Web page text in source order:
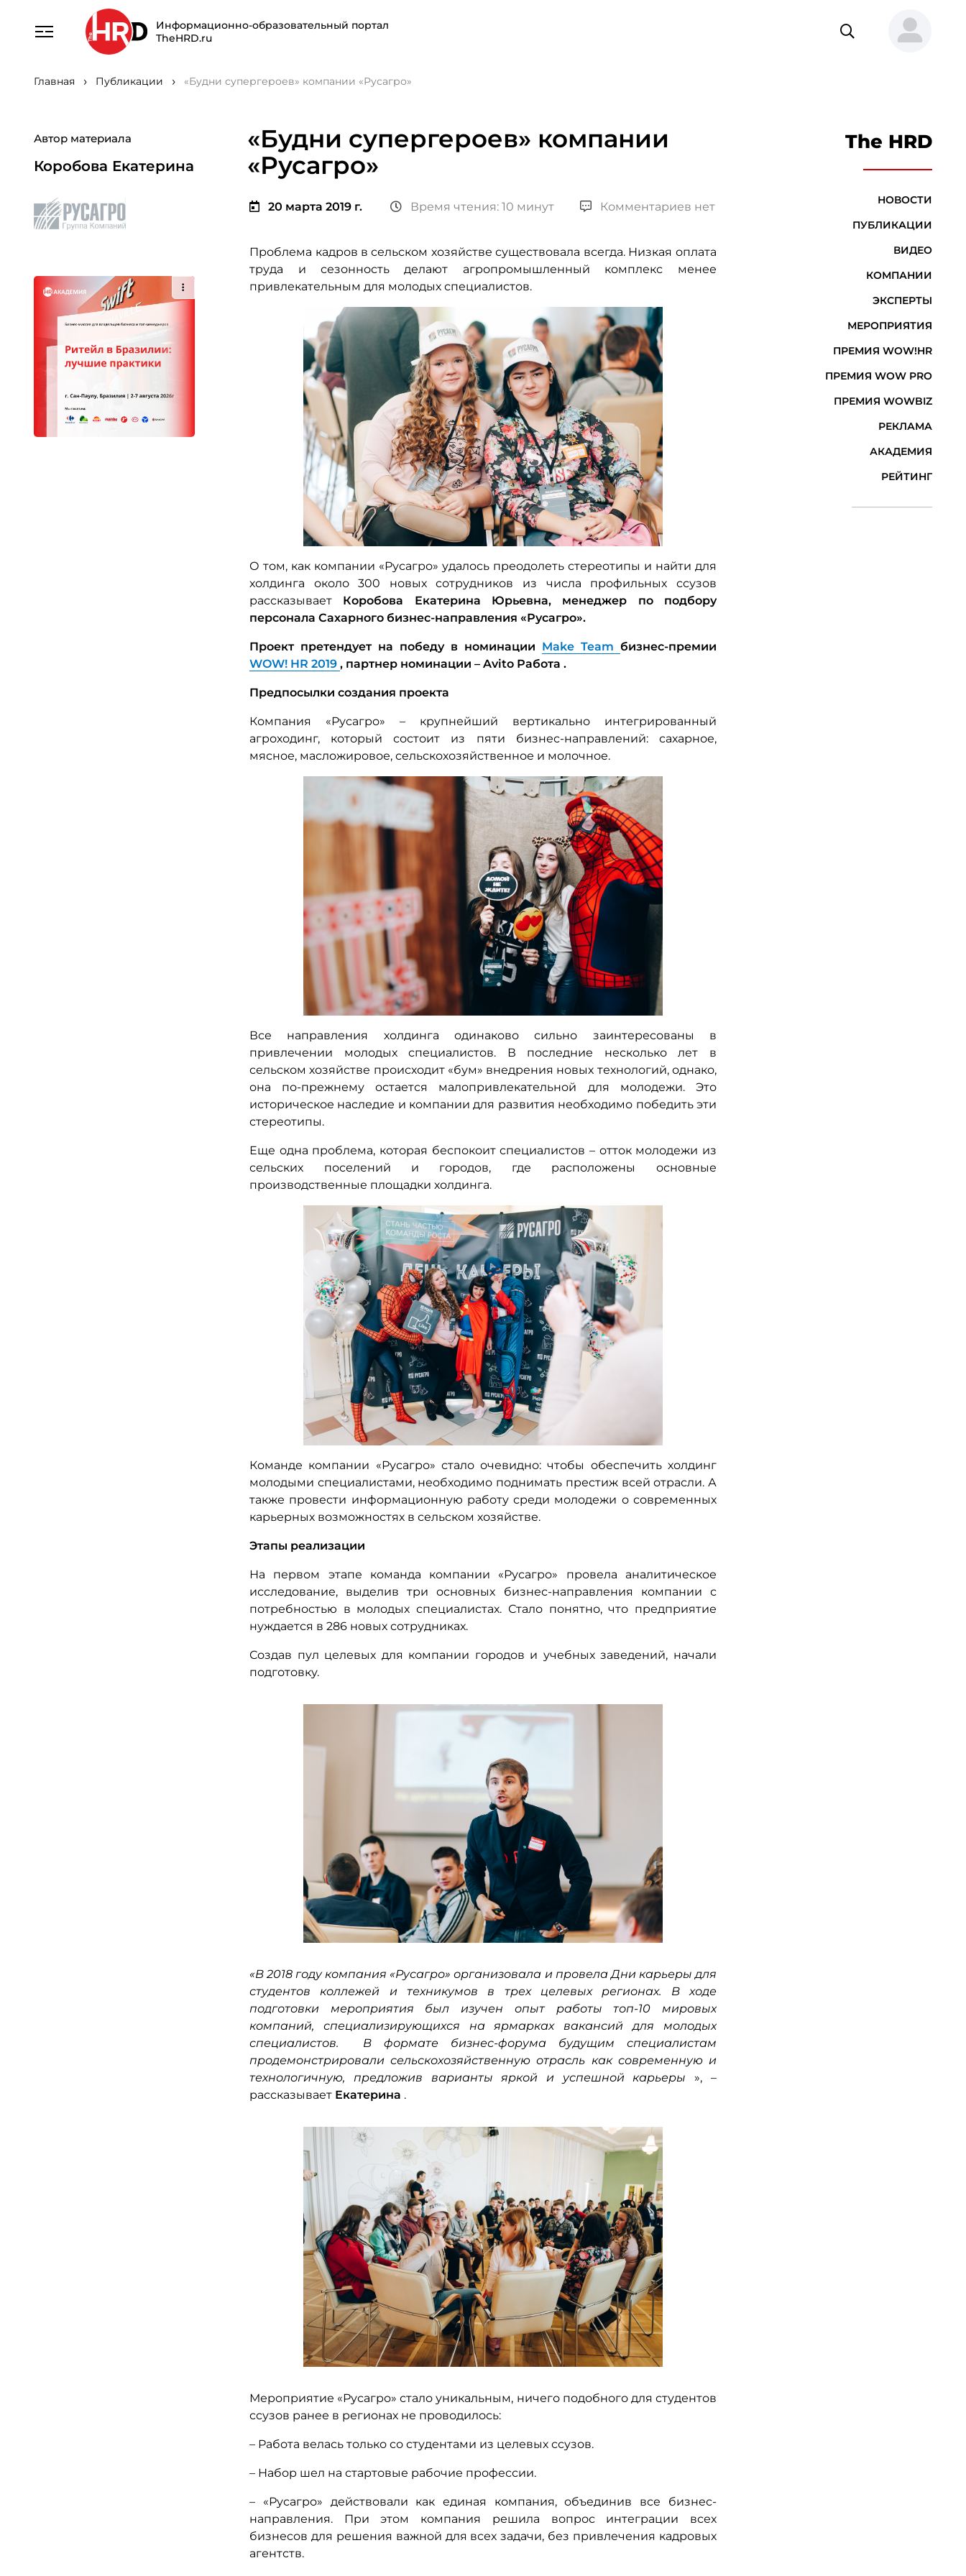
Информационно-образовательный портал
TheHRD.ru
Главная Публикации «Будни супергероев» компании «Русагро»
Автор материала
Коробова Екатерина
«Будни супергероев» компании
«Русагро»
20 марта 2019 г. Время чтения: 10 минут Комментариев нет
Проблема кадров в сельском хозяйстве существовала всегда. Низкая оплата
труда и сезонность делают агропромышленный комплекс менее
привлекательным для молодых специалистов.
О том, как компании «Русагро» удалось преодолеть стереотипы и найти для
холдинга около 300 новых сотрудников из числа профильных ссузов
рассказывает Коробова Екатерина Юрьевна, менеджер по подбору
персонала Сахарного бизнес-направления «Русагро».
Проект претендует на победу в номинации Make Team бизнес-премии
WOW! HR 2019, партнер номинации –Avito Работа.
Предпосылки создания проекта
Компания «Русагро» – крупнейший вертикально интегрированный
агроходинг, который состоит из пяти бизнес-направлений: сахарное,
мясное, масложировое, сельскохозяйственное и молочное.
Все направления холдинга одинаково сильно заинтересованы в
привлечении молодых специалистов. В последние несколько лет в
сельском хозяйстве происходит «бум» внедрения новых технологий, однако,
она по-прежнему остается малопривлекательной для молодежи. Это
историческое наследие и компании для развития необходимо победить эти
стереотипы.
Еще одна проблема, которая беспокоит специалистов – отток молодежи из
сельских поселений и городов, где расположены основные
производственные площадки холдинга.
Команде компании «Русагро» стало очевидно: чтобы обеспечить холдинг
молодыми специалистами, необходимо поднимать престиж всей отрасли. А
также провести информационную работу среди молодежи о современных
карьерных возможностях в сельском хозяйстве.
Этапы реализации
На первом этапе команда компании «Русагро» провела аналитическое
исследование, выделив три основных бизнес-направления компании с
потребностью в молодых специалистах. Стало понятно, что предприятие
нуждается в 286 новых сотрудниках.
Создав пул целевых для компании городов и учебных заведений, начали
подготовку.
«В 2018 году компания «Русагро» организовала и провела Дни карьеры для
студентов коллежей и техникумов в трех целевых регионах. В ходе
подготовки мероприятия был изучен опыт работы топ-10 мировых
компаний, специализирующихся на ярмарках вакансий для молодых
специалистов. В формате бизнес-форума будущим специалистам
продемонстрировали сельскохозяйственную отрасль как современную и
технологичную, предложив варианты яркой и успешной карьеры», –
рассказывает Екатерина .
Мероприятие «Русагро» стало уникальным, ничего подобного для студентов
ссузов ранее в регионах не проводилось:
– Работа велась только со студентами из целевых ссузов.
– Набор шел на стартовые рабочие профессии.
– «Русагро» действовали как единая компания, объединив все бизнес-
направления. При этом компания решила вопрос интеграции всех
бизнесов для решения важной для всех задачи, без привлечения кадровых
агентств.
The HRD
НОВОСТИ
ПУБЛИКАЦИИ
ВИДЕО
КОМПАНИИ
ЭКСПЕРТЫ
МЕРОПРИЯТИЯ
ПРЕМИЯ WOW!HR
ПРЕМИЯ WOW PRO
ПРЕМИЯ WOWBIZ
РЕКЛАМА
АКАДЕМИЯ
РЕЙТИНГ